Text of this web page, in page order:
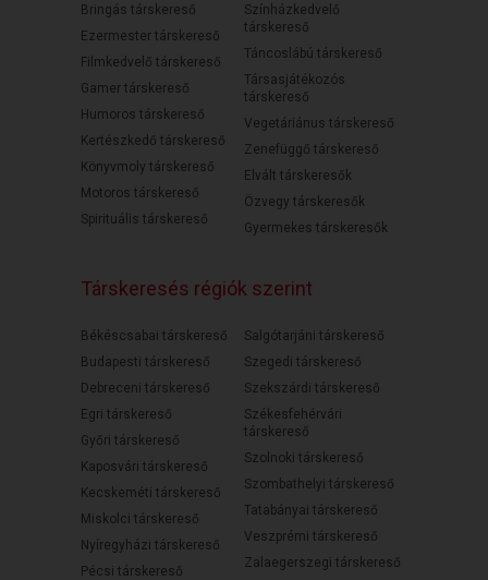
Bringás társkereső
Ezermester társkereső
Filmkedvelő társkereső
Gamer társkereső
Humoros társkereső
Kertészkedő társkereső
Könyvmoly társkereső
Motoros társkereső
Spirituális társkereső
Színházkedvelő
társkereső
Táncoslábú társkereső
Társasjátékozós
társkereső
Vegetáriánus társkereső
Zenefüggő társkereső
Elvált társkeresők
Özvegy társkeresők
Gyermekes társkeresők
Társkeresés régiók szerint
Békéscsabai társkereső
Budapesti társkereső
Debreceni társkereső
Egri társkereső
Győri társkereső
Kaposvári társkereső
Kecskeméti társkereső
Miskolci társkereső
Nyíregyházi társkereső
Pécsi társkereső
Salgótarjáni társkereső
Szegedi társkereső
Szekszárdi társkereső
Székesfehérvári
társkereső
Szolnoki társkereső
Szombathelyi társkereső
Tatabányai társkereső
Veszprémi társkereső
Zalaegerszegi társkereső